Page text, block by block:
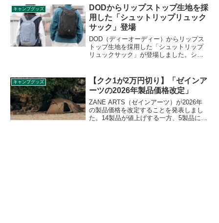
こともできます。詳細をレビューしま
す。
キャンプグッズ
DODからリップストップ生地を採
用した「シュットリップリュック
サック」登場
DOD（ディーオーディー）からリップス
トップ生地を採用した「シュットリップ
リュックサック」が登場しました。シュ
摩耗や引き裂きにも強いリップストップ
生地を採用しています。詳細をレビュー
します。
キャンプグッズ
【クク1が2万円切り】「ゼインア
ーツの2026年製品価格改定」
ZANE ARTS（ゼインアーツ）が2026年
の製品価格を改定することを発表しまし
た。14製品が値上げする一方、5製品につ